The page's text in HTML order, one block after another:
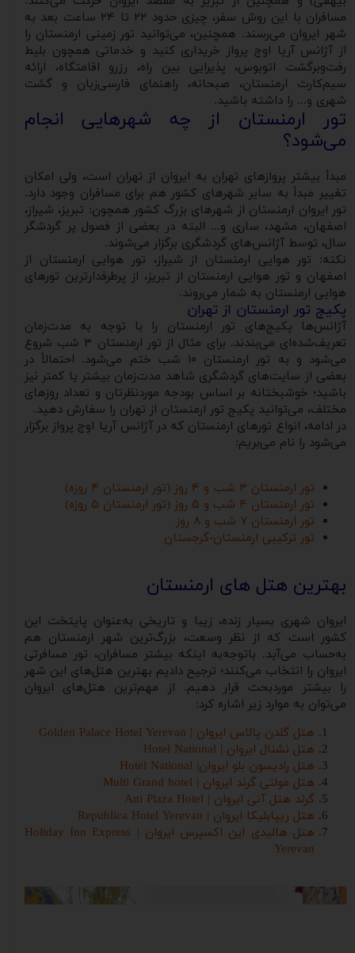
مسافران با این روش سفر، چیزی حدود ۲۲ تا ۲۴ ساعت بعد به
شهر ایروان می‌رسند. همچنین، می‌توانید تور زمینی ارمنستان را
از آژانس آریا اوج پرواز خریداری کنید و خدماتی همچون بلیط
رفت‌وبرگشت اتوبوس، پذیرایی بین راه، رزرو اقامتگاه، ارائه
سیم‌کارت ارمنستان، صبحانه، راهنمای فارسی‌زبان و گشت
شهری و... را داشته باشید.
تور ارمنستان از چه شهرهایی انجام
می‌شود؟
مبدأ بیشتر پروازهای تهران به ایروان از تهران است، ولی امکان
تغییر مبدأ به سایر شهرهای کشور هم برای مسافران وجود دارد.
تور ایروان ارمنستان از شهرهای بزرگ کشور همچون: تبریز، شیراز،
اصفهان، مشهد، ساری و... البته در بعضی از فصول پر گردشگر
سال، توسط آژانس‌های گردشگری برگزار می‌شوند.
نکته: تور هوایی ارمنستان از شیراز، تور هوایی ارمنستان از
اصفهان و تور هوایی ارمنستان از تبریز، از پرطرفدارترین تورهای
هوایی ارمنستان به شمار می‌روند.
پکیج تور ارمنستان از تهران
آژانس‌ها پکیج‌های تور ارمنستان را با توجه به مدت‌زمان
تعریف‌شده‌ای می‌بندند. برای مثال از تور ارمنستان ۳ شب شروع
می‌شود و به تور ارمنستان ۱۰ شب ختم می‌شود. احتمالاً در
بعضی از سایت‌های گردشگری شاهد مدت‌زمان بیشتر یا کمتر نیز
باشید؛ خوشبختانه بر اساس بودجه موردنظرتان و تعداد روزهای
مختلف، می‌توانید پکیج تور ارمنستان از تهران را سفارش دهید.
در ادامه، انواع تورهای ارمنستان که در آژانس آریا اوج پرواز برگزار
می‌شود را نام می‌بریم:
تور ارمنستان ۳ شب و ۴ روز (تور ارمنستان ۴ روزه)
تور ارمنستان ۴ شب و ۵ روز (تور ارمنستان ۵ روزه)
تور ارمنستان ۷ شب و ۸ روز
تور ترکیبی ارمنستان-گرجستان
بهترین هتل های ارمنستان
ایروان شهری بسیار زنده، زیبا و تاریخی به‌عنوان پایتخت این
کشور است که از نظر وسعت، بزرگ‌ترین شهر ارمنستان هم
به‌حساب می‌آید. باتوجه‌به اینکه بیشتر مسافران، تور مسافرتی
ایروان را انتخاب می‌کنند؛ ترجیح دادیم بهترین هتل‌های این شهر
را بیشتر موردبحث قرار دهیم. از مهم‌ترین هتل‌های ایروان
می‌توان به موارد زیر اشاره کرد:
هتل گلدن پالاس ایروان | Golden Palace Hotel Yerevan
هتل نشنال ایروان | Hotel National
هتل رادیسون بلو ایروان| Hotel National
هتل مولتی گرند ایروان | Multi Grand hotel
گرند هتل آنی ایروان | Ani Plaza Hotel
هتل ریپابلیکا ایروان | Republica Hotel Yerevan
هتل هالیدی این اکسپرس ایروان | Holiday Inn Express
Yerevan